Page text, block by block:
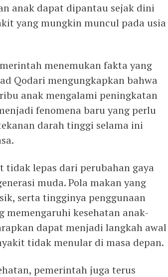
anak dapat dipantau sejak dini
yang mungkin muncul pada usia
menemukan fakta yang
Qodari mengungkapkan bahwa
anak mengalami peningkatan
fenomena baru yang perlu
darah tinggi selama ini
lepas dari perubahan gaya
muda. Pola makan yang
serta tingginya penggunaan
memengaruhi kesehatan anak-
dapat menjadi langkah awal
tidak menular di masa depan.
pemerintah juga terus